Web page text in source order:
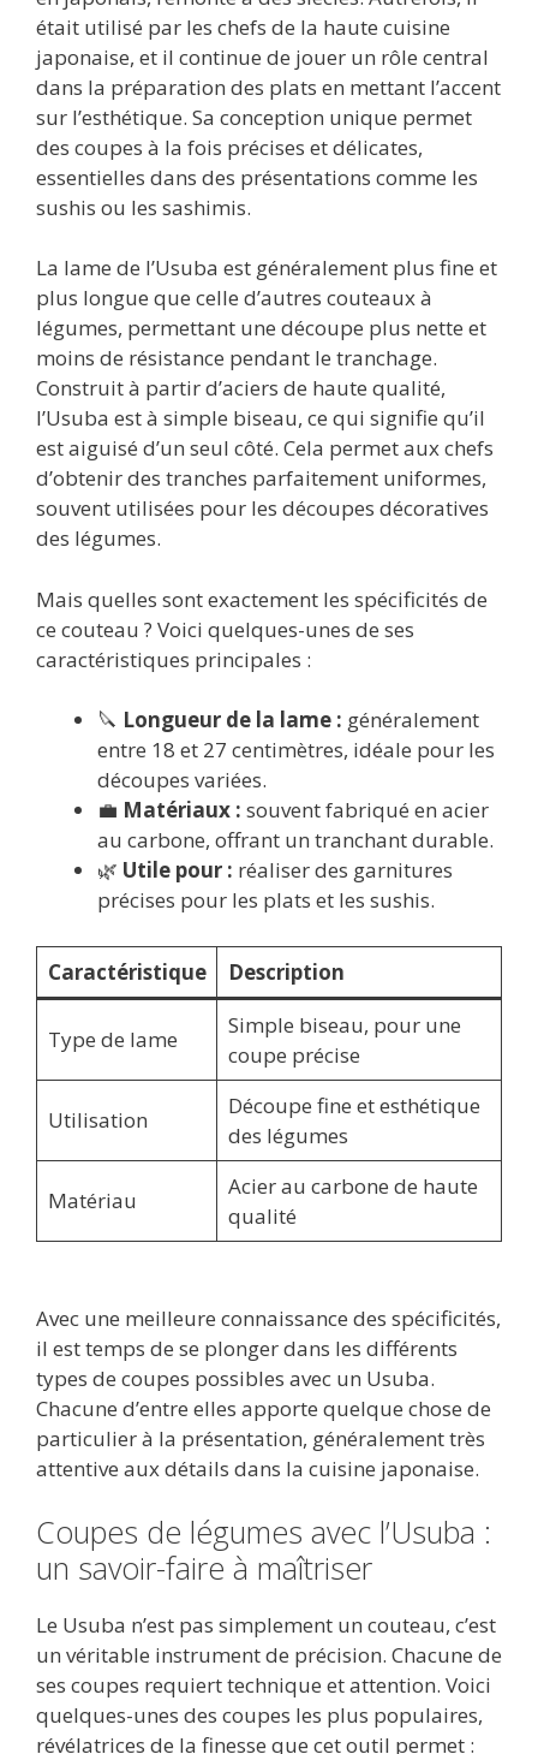
était utilisé par les chefs de la haute cuisine
japonaise, et il continue de jouer un rôle central
dans la préparation des plats en mettant l’accent
sur l’esthétique. Sa conception unique permet
des coupes à la fois précises et délicates,
essentielles dans des présentations comme les
sushis ou les sashimis.
La lame de l’Usuba est généralement plus fine et
plus longue que celle d’autres couteaux à
légumes, permettant une découpe plus nette et
moins de résistance pendant le tranchage.
Construit à partir d’aciers de haute qualité,
l’Usuba est à simple biseau, ce qui signifie qu’il
est aiguisé d’un seul côté. Cela permet aux chefs
d’obtenir des tranches parfaitement uniformes,
souvent utilisées pour les découpes décoratives
des légumes.
Mais quelles sont exactement les spécificités de
ce couteau ? Voici quelques-unes de ses
caractéristiques principales :
🔪 Longueur de la lame : généralement
entre 18 et 27 centimètres, idéale pour les
découpes variées.
💼 Matériaux : souvent fabriqué en acier
au carbone, offrant un tranchant durable.
🌿 Utile pour : réaliser des garnitures
précises pour les plats et les sushis.
Caractéristique Description
Type de lame
Simple biseau, pour une
coupe précise
Utilisation
Découpe fine et esthétique
des légumes
Matériau
Acier au carbone de haute
qualité
Avec une meilleure connaissance des spécificités,
il est temps de se plonger dans les différents
types de coupes possibles avec un Usuba.
Chacune d’entre elles apporte quelque chose de
particulier à la présentation, généralement très
attentive aux détails dans la cuisine japonaise.
Coupes de légumes avec l’Usuba :
un savoir-faire à maîtriser
Le Usuba n’est pas simplement un couteau, c’est
un véritable instrument de précision. Chacune de
ses coupes requiert technique et attention. Voici
quelques-unes des coupes les plus populaires,
révélatrices de la finesse que cet outil permet :